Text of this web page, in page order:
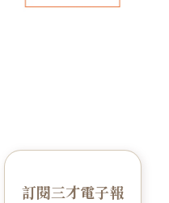
訂閱三才電子報